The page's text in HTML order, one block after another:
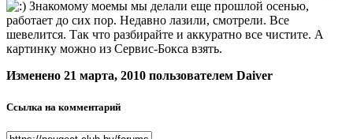
Знакомому моемы мы делали еще прошлой осенью,
работает до сих пор. Недавно лазили, смотрели. Все
шевелится. Так что разбирайте и аккуратно все чистите. А
картинку можно из Сервис-Бокса взять.
Изменено 21 марта, 2010 пользователем Daiver
Ссылка на комментарий